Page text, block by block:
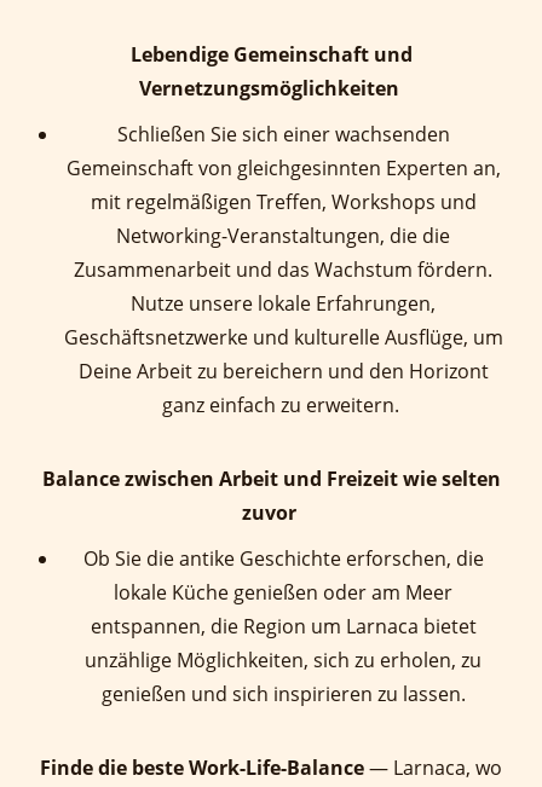
Lebendige Gemeinschaft und
Vernetzungsmöglichkeiten
Schließen Sie sich einer wachsenden
Gemeinschaft von gleichgesinnten Experten an,
mit regelmäßigen Treffen, Workshops und
Networking-Veranstaltungen, die die
Zusammenarbeit und das Wachstum fördern.
Nutze unsere lokale Erfahrungen,
Geschäftsnetzwerke und kulturelle Ausflüge, um
Deine Arbeit zu bereichern und den Horizont
ganz einfach zu erweitern.
Balance zwischen Arbeit und Freizeit wie selten
zuvor
Ob Sie die antike Geschichte erforschen, die
lokale Küche genießen oder am Meer
entspannen, die Region um Larnaca bietet
unzählige Möglichkeiten, sich zu erholen, zu
genießen und sich inspirieren zu lassen.
Finde die beste Work-Life-Balance— Larnaca, wo